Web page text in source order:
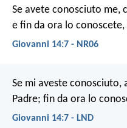
Se avete conosciuto me,
e fin da ora lo conoscete,
Giovanni 14:7 - NR06
Se mi aveste conosciuto,
Padre; fin da ora lo
Giovanni 14:7 - LND